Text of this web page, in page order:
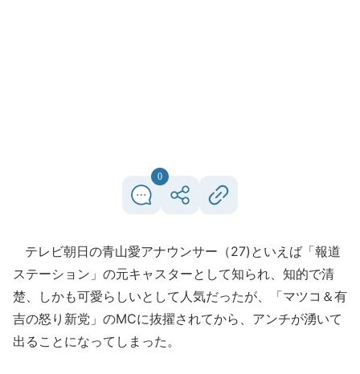
0
テレビ朝日の青山愛アナウンサー（27)といえば「報道
ステーション」の元キャスターとして知られ、知的で清
楚、しかも可愛らしいとして人気だったが、「マツコ＆有
吉の怒り新党」のMCに抜擢されてから、アンチが湧いて
出ることになってしまった。